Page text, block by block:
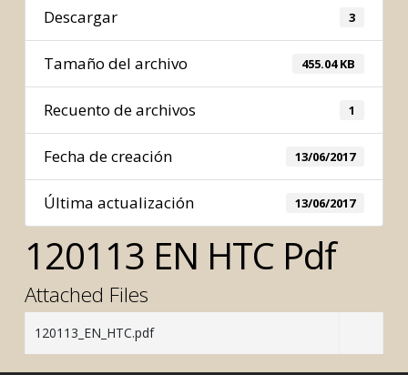
Descargar 3
Tamaño del archivo 455.04 KB
Recuento de archivos 1
Fecha de creación 13/06/2017
Última actualización 13/06/2017
120113 EN HTC Pdf
Attached Files
120113_EN_HTC.pdf